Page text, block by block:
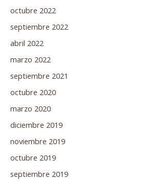
octubre 2022
septiembre 2022
abril 2022
marzo 2022
septiembre 2021
octubre 2020
marzo 2020
diciembre 2019
noviembre 2019
octubre 2019
septiembre 2019